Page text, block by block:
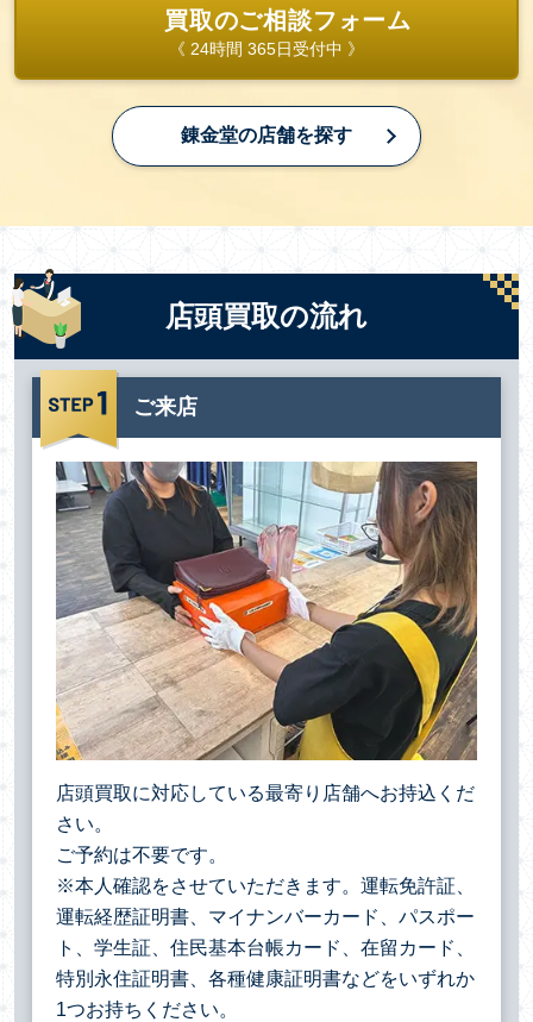
買取のご相談フォーム
《 24時間 365日受付中 》
錬金堂の店舗を探す
店頭買取の流れ
ご来店
店頭買取に対応している最寄り店舗へお持込くだ
さい。
ご予約は不要です。
※本人確認をさせていただきます。運転免許証、
運転経歴証明書、マイナンバーカード、パスポー
ト、学生証、住民基本台帳カード、在留カード、
特別永住証明書、各種健康証明書などをいずれか
1つお持ちください。